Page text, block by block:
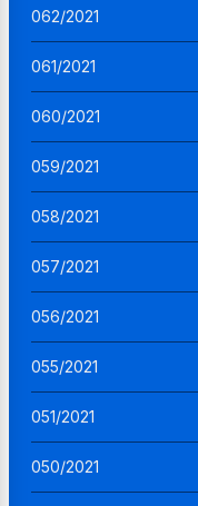
062/2021
061/2021
060/2021
059/2021
058/2021
057/2021
056/2021
055/2021
051/2021
050/2021